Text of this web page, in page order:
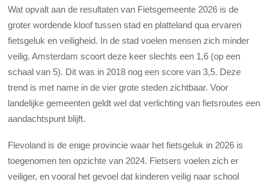
Wat opvalt aan de resultaten van Fietsgemeente 2026 is de
groter wordende kloof tussen stad en platteland qua ervaren
fietsgeluk en veiligheid. In de stad voelen mensen zich minder
veilig. Amsterdam scoort deze keer slechts een 1,6 (op een
schaal van 5). Dit was in 2018 nog een score van 3,5. Deze
trend is met name in de vier grote steden zichtbaar. Voor
landelijke gemeenten geldt wel dat verlichting van fietsroutes een
aandachtspunt blijft.
Flevoland is de enige provincie waar het fietsgeluk in 2026 is
toegenomen ten opzichte van 2024. Fietsers voelen zich er
veiliger, en vooral het gevoel dat kinderen veilig naar school